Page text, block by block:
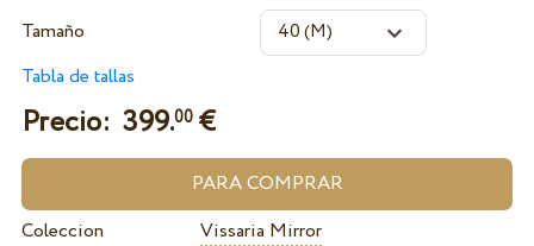
Tamaño
Tabla de tallas
Precio: 399.00€
Coleccion
Vissaria Mirror